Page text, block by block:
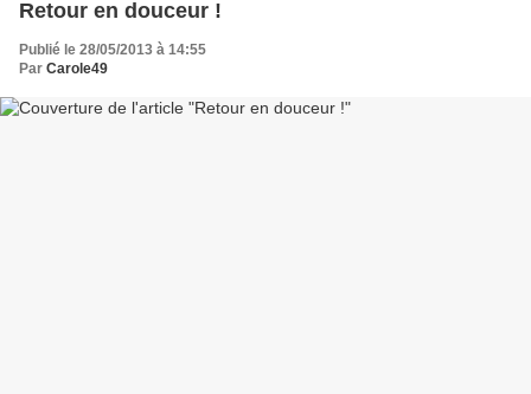
Retour en douceur !
Publié le 28/05/2013 à 14:55
Par Carole49